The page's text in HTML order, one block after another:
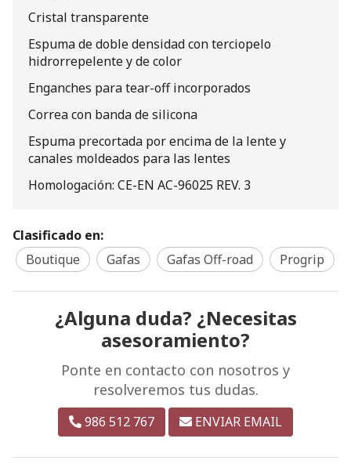
Cristal transparente
Espuma de doble densidad con terciopelo
hidrorrepelente y de color
Enganches para tear-off incorporados
Correa con banda de silicona
Espuma precortada por encima de la lente y
canales moldeados para las lentes
Homologación: CE-EN AC-96025 REV. 3
Clasificado en:
Boutique
Gafas Gafas Off-road Progrip
¿Alguna duda? ¿Necesitas
asesoramiento?
Ponte en contacto con nosotros y
resolveremos tus dudas.
986 512 767 ENVIAR EMAIL